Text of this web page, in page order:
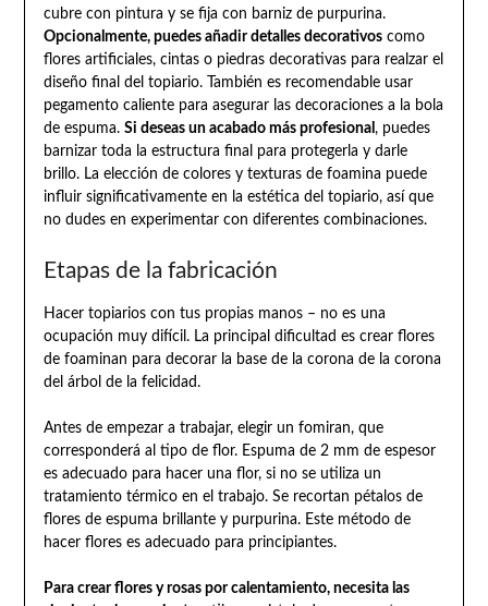
cubre con pintura y se fija con barniz de purpurina.
Opcionalmente, puedes añadir detalles decorativoscomo
flores artificiales, cintas o piedras decorativas para realzar el
diseño final del topiario. También es recomendable usar
pegamento caliente para asegurar las decoraciones a la bola
de espuma. Si deseas un acabado más profesional , puedes
barnizar toda la estructura final para protegerla y darle
brillo. La elección de colores y texturas de foamina puede
influir significativamente en la estética del topiario, así que
no dudes en experimentar con diferentes combinaciones.
Etapas de la fabricación
Hacer topiarios con tus propias manos – no es una
ocupación muy difícil. La principal dificultad es crear flores
de foaminan para decorar la base de la corona de la corona
del árbol de la felicidad.
Antes de empezar a trabajar, elegir un fomiran, que
corresponderá al tipo de flor. Espuma de 2 mm de espesor
es adecuado para hacer una flor, si no se utiliza un
tratamiento térmico en el trabajo. Se recortan pétalos de
flores de espuma brillante y purpurina. Este método de
hacer flores es adecuado para principiantes.
Para crear flores y rosas por calentamiento, necesita las